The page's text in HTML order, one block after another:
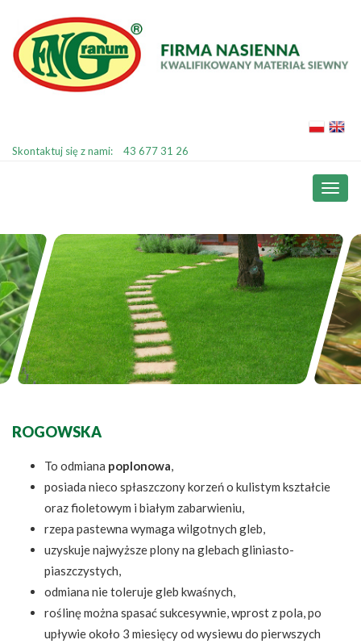
Skontaktuj się z nami: 43 677 31 26
ROGOWSKA
To odmiana poplonowa,
posiada nieco spłaszczony korzeń o kulistym kształcie
oraz fioletowym i białym zabarwieniu,
rzepa pastewna wymaga wilgotnych gleb,
uzyskuje najwyższe plony na glebach gliniasto-
piaszczystych,
odmiana nie toleruje gleb kwaśnych,
roślinę można spasać sukcesywnie, wprost z pola, po
upływie około 3 miesięcy od wysiewu do pierwszych